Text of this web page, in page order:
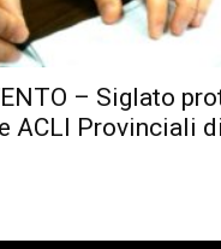
– Siglato
ACLI Provinciali